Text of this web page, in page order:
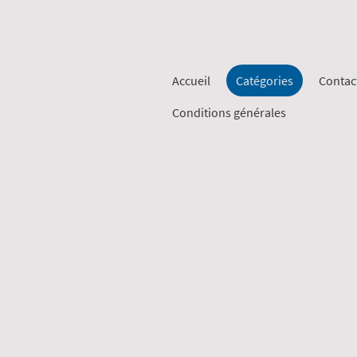
Accueil Catégories
Conditions générales